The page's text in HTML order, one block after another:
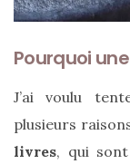
Sac
en
tressé
:
Pourquoi
J’ai voulu
plusieurs
livres, qui